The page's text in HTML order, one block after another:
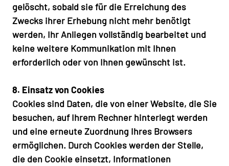
gelöscht, sobald sie für die Erreichung des
Zwecks ihrer Erhebung nicht mehr benötigt
werden, Ihr Anliegen vollständig bearbeitet und
keine weitere Kommunikation mit Ihnen
erforderlich oder von Ihnen gewünscht ist.
8. Einsatz von Cookies
Cookies sind Daten, die von einer Website, die Sie
besuchen, auf Ihrem Rechner hinterlegt werden
und eine erneute Zuordnung Ihres Browsers
ermöglichen. Durch Cookies werden der Stelle,
die den Cookie einsetzt, Informationen